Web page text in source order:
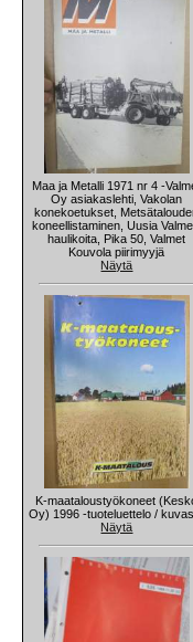
Maa ja Metalli 1971 nr 4 -
Oy asiakaslehti, Vakolan
konekoetukset,
koneellistaminen, Uusia
haulikoita, Pika 50, Valmet
Kouvola piirimyyjä
Näytä
K-maataloustyökoneet
Oy) 1996 -tuoteluettelo /
Näytä